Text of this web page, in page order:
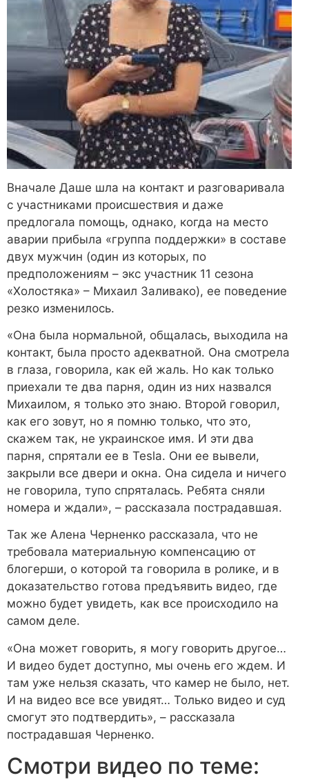
Вначале Даше шла на контакт и разговаривала
с участниками происшествия и даже
предлогала помощь, однако, когда на место
аварии прибыла «группа поддержки» в составе
двух мужчин (один из которых, по
предположениям – экс участник 11 сезона
«Холостяка» – Михаил Заливако), ее поведение
резко изменилось.
«Она была нормальной, общалась, выходила на
контакт, была просто адекватной. Она смотрела
в глаза, говорила, как ей жаль. Но как только
приехали те два парня, один из них назвался
Михаилом, я только это знаю. Второй говорил,
как его зовут, но я помню только, что это,
скажем так, не украинское имя. И эти два
парня, спрятали ее в Tesla. Они ее вывели,
закрыли все двери и окна. Она сидела и ничего
не говорила, тупо спряталась. Ребята сняли
номера и ждали», – рассказала пострадавшая.
Так же Алена Черненко рассказала, что не
требовала материальную компенсацию от
блогерши, о которой та говорила в ролике, и в
доказательство готова предъявить видео, где
можно будет увидеть, как все происходило на
самом деле.
«Она может говорить, я могу говорить другое…
И видео будет доступно, мы очень его ждем. И
там уже нельзя сказать, что камер не было, нет.
И на видео все все увидят… Только видео и суд
смогут это подтвердить», – рассказала
пострадавшая Черненко.
Смотри видео по теме: